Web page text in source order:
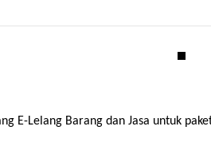
E-Lelang Barang dan Jasa untuk